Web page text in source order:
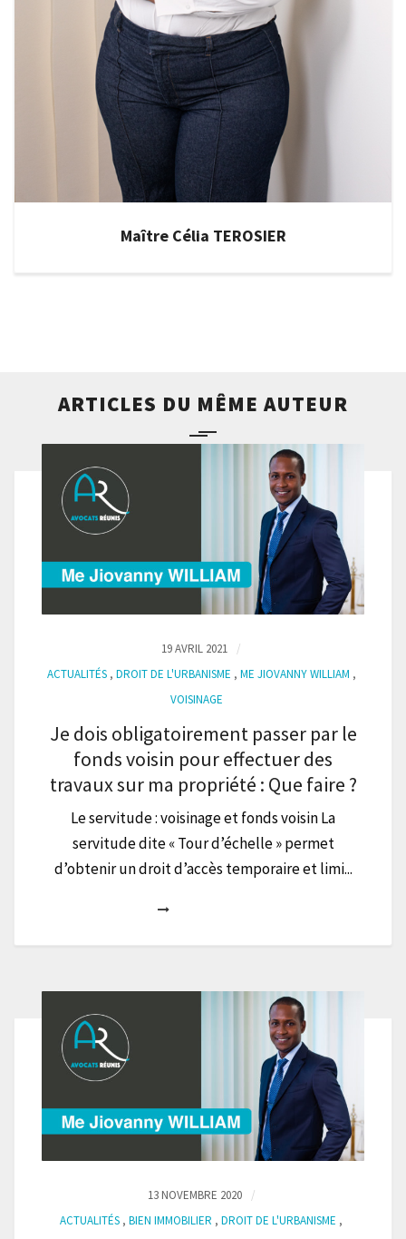
Maître Célia TEROSIER
ARTICLES DU MÊME AUTEUR
19 AVRIL 2021
ACTUALITÉS, DROIT DE L'URBANISME , ME JIOVANNY WILLIAM ,
VOISINAGE
Je dois obligatoirement passer par le
fonds voisin pour effectuer des
travaux sur ma propriété : Que faire ?
Le servitude : voisinage et fonds voisin La
servitude dite « Tour d’échelle » permet
d’obtenir un droit d’accès temporaire et limi...
13 NOVEMBRE 2020
ACTUALITÉS , BIEN IMMOBILIER , DROIT DE L'URBANISME ,